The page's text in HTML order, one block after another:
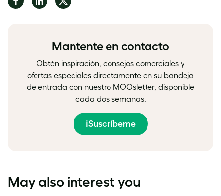
on
on
on
Mantente en contacto
Obtén inspiración, consejos comerciales y
ofertas especiales directamente en su bandeja
de entrada con nuestro MOOsletter, disponible
cada dos semanas.
¡Suscríbeme
May also interest you